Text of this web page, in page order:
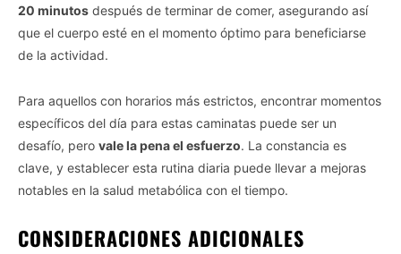
20 minutos después de terminar de comer, asegurando así
que el cuerpo esté en el momento óptimo para beneficiarse
de la actividad.
Para aquellos con horarios más estrictos, encontrar momentos
específicos del día para estas caminatas puede ser un
desafío, pero vale la pena el esfuerzo. La constancia es
clave, y establecer esta rutina diaria puede llevar a mejoras
notables en la salud metabólica con el tiempo.
CONSIDERACIONES ADICIONALES